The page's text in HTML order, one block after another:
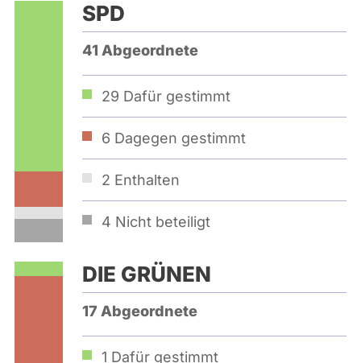
SPD
41 Abgeordnete
29 Dafür gestimmt
6 Dagegen gestimmt
2 Enthalten
4 Nicht beteiligt
DIE GRÜNEN
17 Abgeordnete
1 Dafür gestimmt